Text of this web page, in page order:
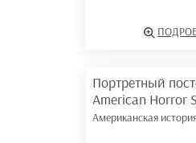
Портретный
American Horror
Американская